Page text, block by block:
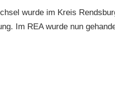
wurde im Kreis
Im REA wurde nun